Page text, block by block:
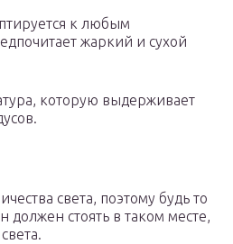
к любым
жаркий и сухой
которую выдерживает
света, поэтому будь то
должен стоять в таком месте,